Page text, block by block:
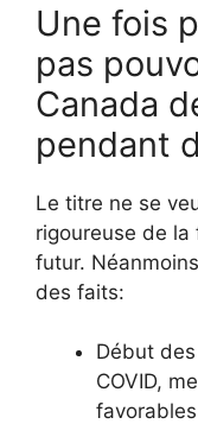
Une fois
pas
Canada
pendant
Le titre ne se
rigoureuse de la
futur.
des faits:
Début
COVID,